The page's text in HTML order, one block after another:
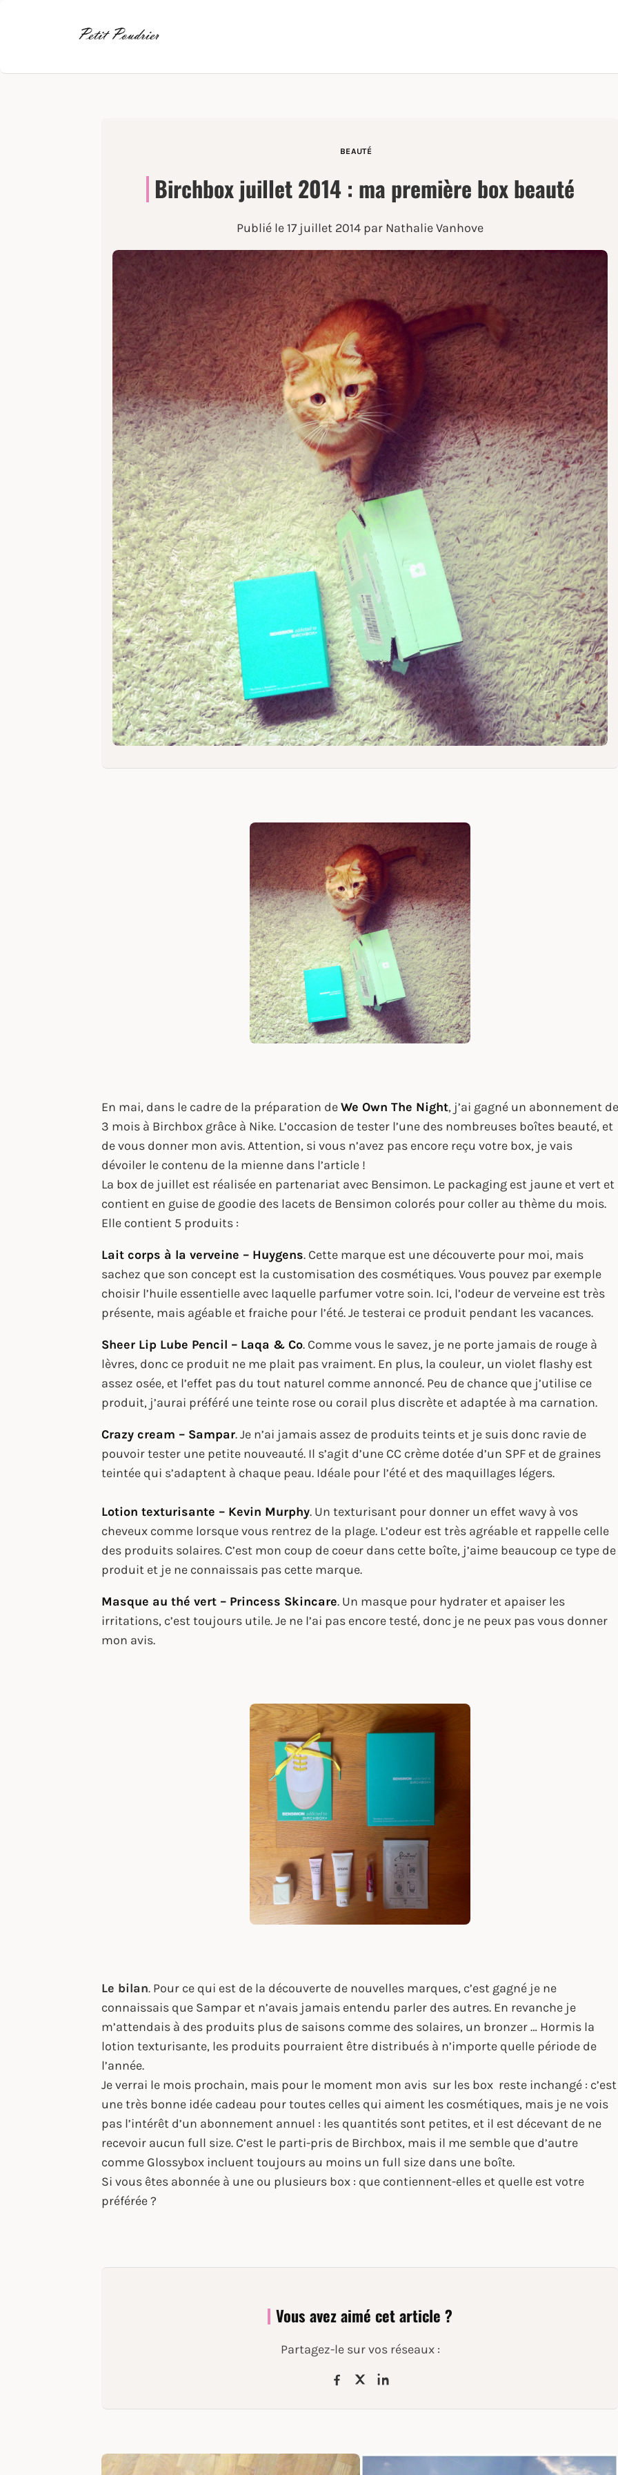
BEAUTÉ
Birchbox juillet 2014 : ma première box beauté
Publié le17 juillet 2014 par Nathalie Vanhove
En mai, dans le cadre de la préparation deWe Own The Night, j’ai gagné un abonnement de
3 mois à Birchbox grâce à Nike. L’occasion de tester l’une des nombreuses boîtes beauté, et
de vous donner mon avis. Attention, si vous n’avez pas encore reçu votre box, je vais
dévoiler le contenu de la mienne dans l’article !
La box de juillet est réalisée en partenariat avec Bensimon. Le packaging est jaune et vert et
contient en guise de goodie des lacets de Bensimon colorés pour coller au thème du mois.
Elle contient 5 produits :
Lait corps à la verveine – Huygens. Cette marque est une découverte pour moi, mais
sachez que son concept est la customisation des cosmétiques. Vous pouvez par exemple
choisir l’huile essentielle avec laquelle parfumer votre soin. Ici, l’odeur de verveine est très
présente, mais agéable et fraiche pour l’été. Je testerai ce produit pendant les vacances.
Sheer Lip Lube Pencil – Laqa & Co. Comme vous le savez, je ne porte jamais de rouge à
lèvres, donc ce produit ne me plait pas vraiment. En plus, la couleur, un violet flashy est
assez osée, et l’effet pas du tout naturel comme annoncé. Peu de chance que j’utilise ce
produit, j’aurai préféré une teinte rose ou corail plus discrète et adaptée à ma carnation.
Crazy cream – Sampar. Je n’ai jamais assez de produits teints et je suis donc ravie de
pouvoir tester une petite nouveauté. Il s’agit d’une CC crème dotée d’un SPF et de graines
teintée qui s’adaptent à chaque peau. Idéale pour l’été et des maquillages légers.
Lotion texturisante – Kevin Murphy. Un texturisant pour donner un effet wavy à vos
cheveux comme lorsque vous rentrez de la plage. L’odeur est très agréable et rappelle celle
des produits solaires. C’est mon coup de coeur dans cette boîte, j’aime beaucoup ce type de
produit et je ne connaissais pas cette marque.
Masque au thé vert – Princess Skincare. Un masque pour hydrater et apaiser les
irritations, c’est toujours utile. Je ne l’ai pas encore testé, donc je ne peux pas vous donner
mon avis.
Le bilan. Pour ce qui est de la découverte de nouvelles marques, c’est gagné je ne
connaissais que Sampar et n’avais jamais entendu parler des autres. En revanche je
m’attendais à des produits plus de saisons comme des solaires, un bronzer … Hormis la
lotion texturisante, les produits pourraient être distribués à n’importe quelle période de
l’année.
Je verrai le mois prochain, mais pour le moment mon avis sur les box reste inchangé : c’est
une très bonne idée cadeau pour toutes celles qui aiment les cosmétiques, mais je ne vois
pas l’intérêt d’un abonnement annuel : les quantités sont petites, et il est décevant de ne
recevoir aucun full size. C’est le parti-pris de Birchbox, mais il me semble que d’autre
comme Glossybox incluent toujours au moins un full size dans une boîte.
Si vous êtes abonnée à une ou plusieurs box : que contiennent-elles et quelle est votre
préférée ?
Vous avez aimé cet article ?
Partagez-le sur vos réseaux :